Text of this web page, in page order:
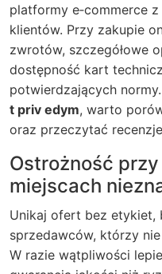
platformy e‑commerce
klientów. Przy zakupie
zwrotów, szczegółowe
dostępność kart
potwierdzających
t priv edym, warto
oraz przeczytać
Ostrożność
miejscach
Unikaj ofert bez etykiet,
sprzedawców, którzy
W razie wątpliwości